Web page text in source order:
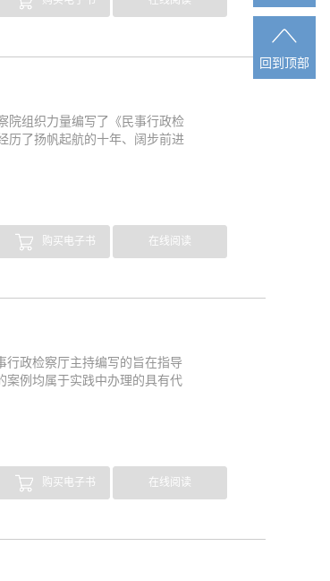
院组织力量编写了《民事行政检
历了扬帆起航的十年、阔步前进
购买电子书 在线阅读
行政检察厅主持编写的旨在指导
案例均属于实践中办理的具有代
购买电子书 在线阅读
回到顶部
回到顶部